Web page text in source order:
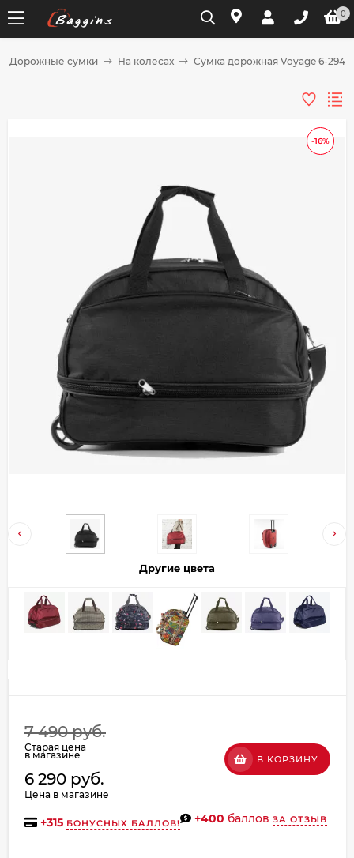
0
Дорожные сумки На колесах Сумка дорожная Voyage 6-294
-16%
Другие цвета
7 490 руб.
Старая цена
в магазине
6 290 руб.
Цена в магазине
В КОРЗИНУ
+315 БОНУСНЫХ БАЛЛОВ! +400 баллов ЗА ОТЗЫВ
без переплат
График платежей
Добавляйте товары
в корзину
Оплачивайте сегодня только
Получайте товар
выбранный способом
Оставшиеся
% будут
списыватьсяс вашей карты
по25% каждые 2 недели
об оплате Плайтом
25
8 800 302-02-51